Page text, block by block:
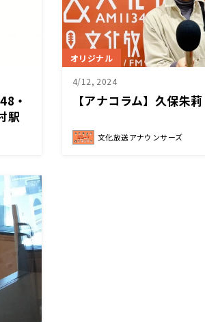
・
駅
オリジナル
4/12, 2024
【アナコラム】久保朱
文化放送アナウンサーズ